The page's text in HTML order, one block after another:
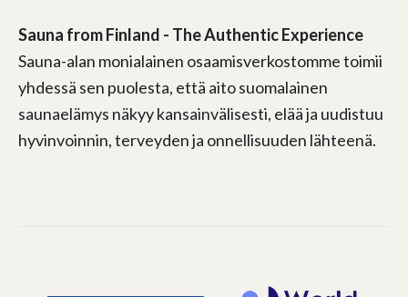
Sauna from Finland - The Authentic Experience
Sauna-alan monialainen osaamisverkostomme toimii
yhdessä sen puolesta, että aito suomalainen
saunaelämys näkyy kansainvälisesti, elää ja uudistuu
hyvinvoinnin, terveyden ja onnellisuuden lähteenä.